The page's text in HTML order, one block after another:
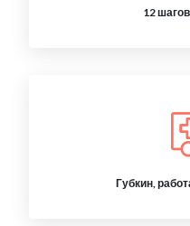
12
Губкин,